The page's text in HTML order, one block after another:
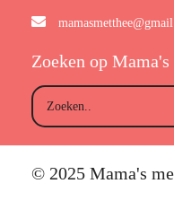
Zoeken op Mama's
© 2025 Mama's